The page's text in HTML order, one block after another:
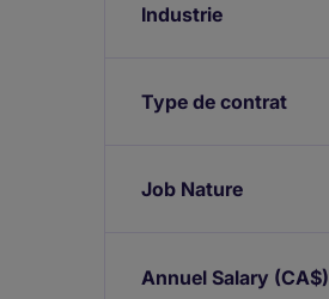
Industrie
Type de contrat
Job Nature
Annuel Salary (CA$)